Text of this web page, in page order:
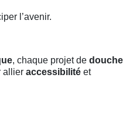
l’avenir.
, chaque projet de douche
allier accessibilité et